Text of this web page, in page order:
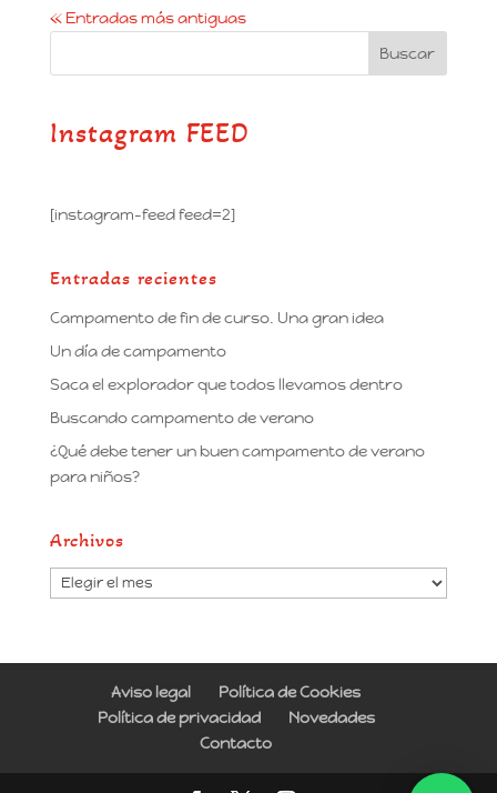
« Entradas más antiguas
Instagram FEED
[instagram-feed feed=2]
Entradas recientes
Campamento de fin de curso. Una gran idea
Un día de campamento
Saca el explorador que todos llevamos dentro
Buscando campamento de verano
¿Qué debe tener un buen campamento de verano
para niños?
Archivos
Archivos
Aviso legal
Política de Cookies
Política de privacidad
Novedades
Contacto